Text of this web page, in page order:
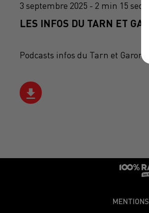
3 septembre 2025 - 2 min 15 sec
LES INFOS DU TARN ET
Podcasts infos du Tarn et Garonne